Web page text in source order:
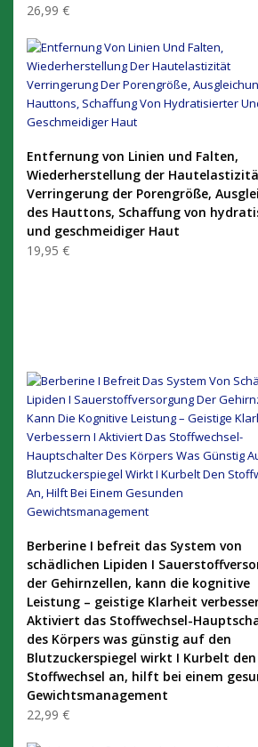
26,99 €
PRODUKT KAUFEN
Entfernung von Linien und Falten,
Wiederherstellung der
Verringerung der Porengröße,
des Hauttons, Schaffung von
und geschmeidiger Haut
19,95 €
PRODUKT KAUFEN
Berberine I befreit das System von
schädlichen Lipiden I
der Gehirnzellen, kann die kognitive
Leistung – geistige Klarheit
Aktiviert das Stoffwechsel-
des Körpers was günstig auf den
Blutzuckerspiegel wirkt I Kurbelt den
Stoffwechsel an, hilft bei einem
Gewichtsmanagement
22,99 €